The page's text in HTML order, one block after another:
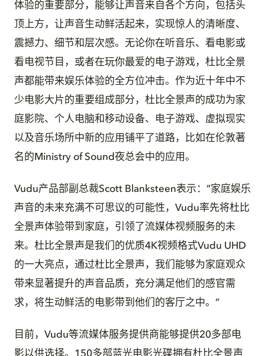
体验的重要部分，能够让声音来自各个方向，包括头
顶上方，让声音生动鲜活起来，实现惊人的清晰度、
震撼力、细节和层次感。无论你在听音乐、看电影或
看电视节目，或者在玩你最爱的电子游戏，杜比全景
声都能带来娱乐体验的全方位冲击。作为近十年中不
少电影大片的重要组成部分，杜比全景声的成功为家
庭影院、个人电脑和移动设备、电子游戏、虚拟现实
以及音乐场所中新的应用铺平了道路，比如在伦敦著
名的Ministry of Sound夜总会中的应用。
Vudu产品部副总裁Scott Blanksteen表示：“家庭娱乐
声音的未来充满不可思议的可能性，Vudu率先将杜比
全景声体验带到家庭，引领了流媒体视频服务的未
来。杜比全景声是我们的优质4K视频格式Vudu UHD
的一大亮点，通过杜比全景声，我们能够为家庭观众
带来显著提升的声音品质，充分满足他们的感官需
求，将生动鲜活的电影带到他们的客厅之中。”
目前，Vudu等流媒体服务提供商能够提供20多部电